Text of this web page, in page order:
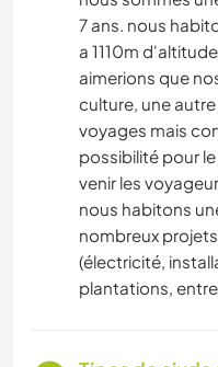
7 ans. nous
a 1110m
aimerions que
culture, une
voyages mais
possibilité pour
venir les
nous habitons
nombreux
(électricité,
plantations,